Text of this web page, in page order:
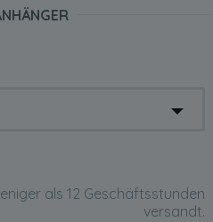
als 12 Geschäftsstunden
versandt.